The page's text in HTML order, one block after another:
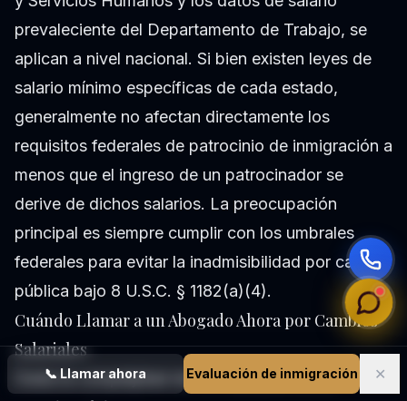
📞 Llamar ahora Evaluación de inmigración ✕
prevaleciente del Departamento de Trabajo, se
aplican a nivel nacional. Si bien existen leyes de
salario mínimo específicas de cada estado,
generalmente no afectan directamente los
requisitos federales de patrocinio de inmigración a
menos que el ingreso de un patrocinador se
derive de dichos salarios. La preocupación
principal es siempre cumplir con los umbrales
federales para evitar la inadmisibilidad por carga
pública bajo 8 U.S.C. § 1182(a)(4).
Cuándo Llamar a un Abogado Ahora por Cambios
Salariales
Dada la complejidad de loscambios en el